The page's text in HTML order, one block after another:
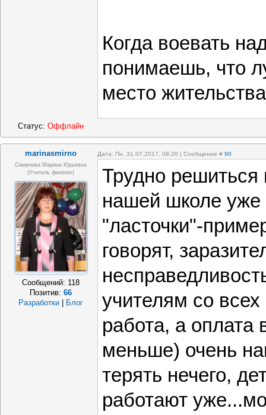
Когда воевать
понимаешь, что
место
Статус: Оффлайн
marinasmirno Дата: Пн, 31.07.2017, 08:20 | Сообщение # 90
Смирнова Марина Юрьевна
(учитель филолог)
Сообщений: 118
Позитив: 66
Разработки
Блог
Трудно
нашей школе уже
"ласточки"-
говорят,
учителям со
работа, а
меньше) очень
терять нечего,
работают